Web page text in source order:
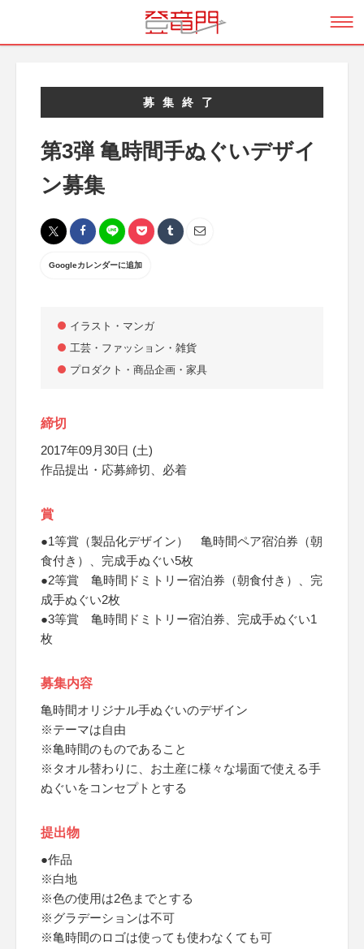
募集終了
第3弾 亀時間手ぬぐいデザイ
ン募集
Googleカレンダーに追加
イラスト・マンガ
工芸・ファッション・雑貨
プロダクト・商品企画・家具
締切
2017年09月30日 (土)
作品提出・応募締切、必着
賞
●1等賞（製品化デザイン） 亀時間ペア宿泊券（朝
食付き）、完成手ぬぐい5枚
●2等賞 亀時間ドミトリー宿泊券（朝食付き）、完
成手ぬぐい2枚
●3等賞 亀時間ドミトリー宿泊券、完成手ぬぐい1
枚
募集内容
亀時間オリジナル手ぬぐいのデザイン
※テーマは自由
※亀時間のものであること
※タオル替わりに、お土産に様々な場面で使える手
ぬぐいをコンセプトとする
提出物
●作品
※白地
※色の使用は2色までとする
※グラデーションは不可
※亀時間のロゴは使っても使わなくても可